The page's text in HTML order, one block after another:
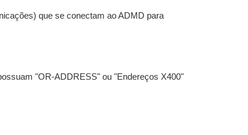
que se conectam ao ADMD para
"OR-ADDRESS" ou "Endereços X400"